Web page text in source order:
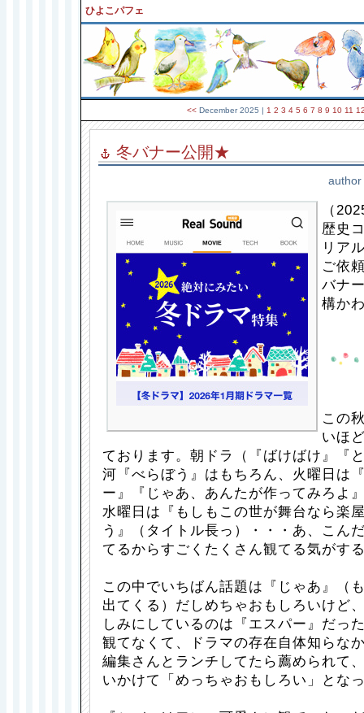
ひよこパフェ
<< December 2025 | 1 2 3 4 5 6 7 8 9 10 11
冬バナー公開★
（
歴史
リア
ご依
バナ
構か
この
いほ
ております。朝ドラ（『ばけばけ』『
河『べらぼう』はもちろん、火曜日は
ー』『じゃあ、あんたが作ってみろよ
水曜日は『もしもこの世が舞台なら楽
う』（タイトル長っ）・・・あ、こん
てるからすごくたくさん観てる気がす
この中でいちばん話題は『じゃあ』（
出てくる）だしめちゃおもしろいけど
しみにしているのは『エスパー』だっ
観てなくて、ドラマの存在自体知らな
編集さんとランチしてたら薦められて
いかけて「めっちゃおもしろい」とな